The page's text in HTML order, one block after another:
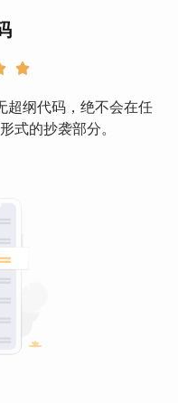

超纲代码，绝不会在任
式的抄袭部分。